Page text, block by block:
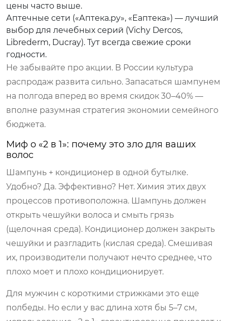
цены часто выше.
Аптечные сети («Аптека.ру», «Еаптека») — лучший
выбор для лечебных серий (Vichy Dercos,
Librederm, Ducray). Тут всегда свежие сроки
годности.
Не забывайте про акции. В России культура
распродаж развита сильно. Запасаться шампунем
на полгода вперед во время скидок 30–40% —
вполне разумная стратегия экономии семейного
бюджета.
Миф о «2 в 1»: почему это зло для ваших
волос
Шампунь + кондиционер в одной бутылке.
Удобно? Да. Эффективно? Нет. Химия этих двух
процессов противоположна. Шампунь должен
открыть чешуйки волоса и смыть грязь
(щелочная среда). Кондиционер должен закрыть
чешуйки и разгладить (кислая среда). Смешивая
их, производители получают нечто среднее, что
плохо моет и плохо кондиционирует.
Для мужчин с короткими стрижками это еще
полбеды. Но если у вас длина хотя бы 5–7 см,